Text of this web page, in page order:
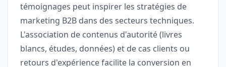
témoignages peut inspirer les stratégies de
marketing B2B dans des secteurs techniques.
L'association de contenus d'autorité (livres
blancs, études, données) et de cas clients ou
retours d'expérience facilite la conversion en